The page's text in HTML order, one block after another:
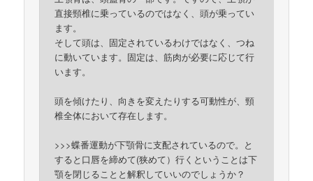
直接頸椎に乗っているのではなく、頭が乗ってい
ます。
そして頭は、固定されているわけではなく、つね
に動いています。固定は、筋肉が必要に応じて行
います。
頭を傾けたり、向きを変えたりする可動性が、頸
椎全体において存在します。
>>>蝶番運動が下顎骨に支配されているので。と
すると口唇を締めて(狭めて）行くということは下
顎を閉じることと解釈していいのでしょうか？